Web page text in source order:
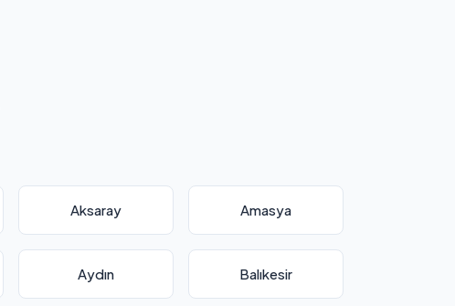
Aksaray Amasya
Aydın Balıkesir